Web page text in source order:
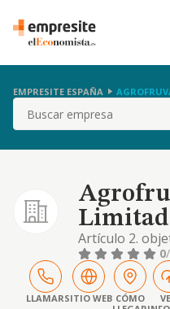
EMPRESITE ESPAÑA
Buscar
Artículo 2.
objeto social
actividades: el
tipo de
su
0
LLAMARSITIO WEB CÓMO